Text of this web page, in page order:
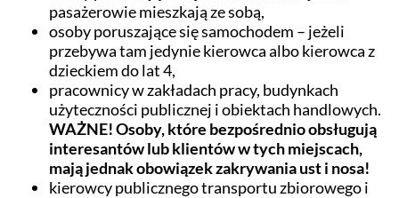
pasażerowie mieszkają ze sobą,
osoby poruszające się samochodem – jeżeli
przebywa tam jedynie kierowca albo kierowca z
dzieckiem do lat 4,
pracownicy w zakładach pracy, budynkach
użyteczności publicznej i obiektach handlowych.
WAŻNE! Osoby, które bezpośrednio obsługują
interesantów lub klientów w tych miejscach,
mają jednak obowiązek zakrywania ust i nosa!
kierowcy publicznego transportu zbiorowego i